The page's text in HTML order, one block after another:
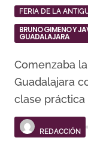
FERIA DE LA
BRUNO GIMENO Y
GUADALAJARA
Comenzaba la feria de la Antigua en
Guadalajara
clase práctica
REDACCIÓN